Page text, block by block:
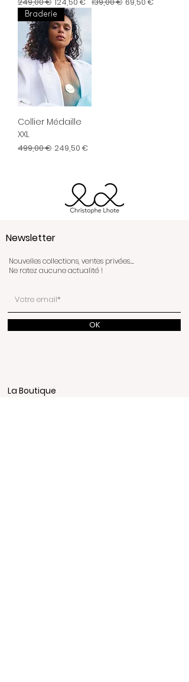
Braderie
Collier Médaille
XXL
Prix original
499,00 € Prix promotionnel
249,50 €
Newsletter
Nouvelles collections, ventes privées….
Ne ratez aucune actualité !
OK
La Boutique